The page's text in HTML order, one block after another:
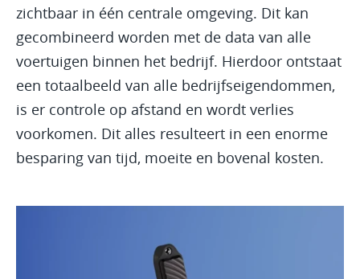
zichtbaar in één centrale omgeving. Dit kan
gecombineerd worden met de data van alle
voertuigen binnen het bedrijf. Hierdoor ontstaat
een totaalbeeld van alle bedrijfseigendommen,
is er controle op afstand en wordt verlies
voorkomen. Dit alles resulteert in een enorme
besparing van tijd, moeite en bovenal kosten.